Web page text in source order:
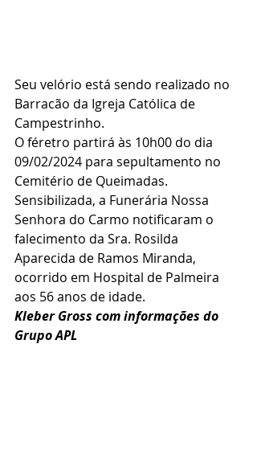
Seu velório está sendo realizado no
Barracão da Igreja Católica de
Campestrinho.
O féretro partirá às 10h00 do dia
09/02/2024 para sepultamento no
Cemitério de Queimadas.
Sensibilizada, a Funerária Nossa
Senhora do Carmo notificaram o
falecimento da Sra. Rosilda
Aparecida de Ramos Miranda,
ocorrido em Hospital de Palmeira
aos 56 anos de idade.
Kleber Gross com informações do
Grupo APL